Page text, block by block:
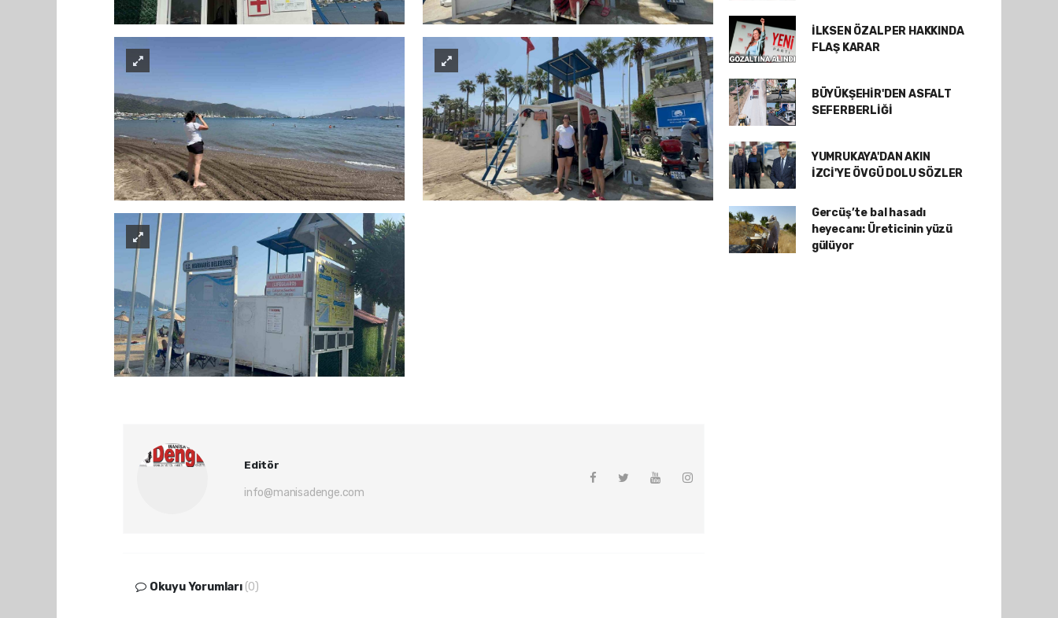
Editör
info@manisadenge.com
Okuyu Yorumları (0)
İLKSEN ÖZALPER HAKKINDA
FLAŞ KARAR
BÜYÜKŞEHİR'DEN ASFALT
SEFERBERLİĞİ
YUMRUKAYA'DAN AKIN
İZCİ'YE ÖVGÜ DOLU SÖZLER
Gercüş’te bal hasadı
heyecanı: Üreticinin yüzü
gülüyor